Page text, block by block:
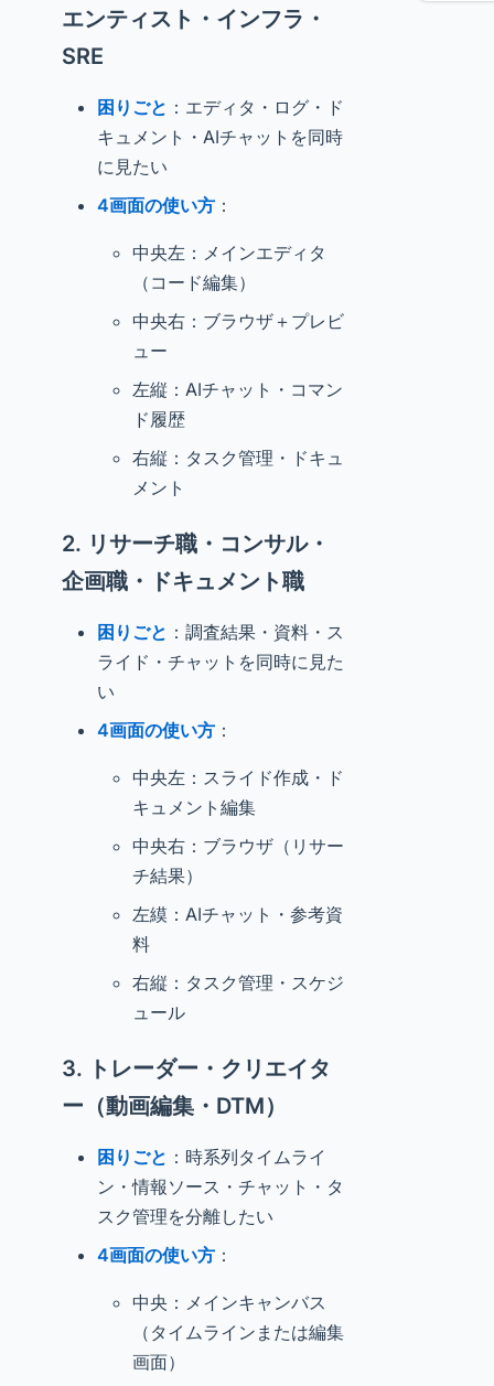
エンティスト・インフラ・
SRE
困りごと ：エディタ・ログ・ド
キュメント・AIチャットを同時
に見たい
4画面の使い方 ：
中央左：メインエディタ
（コード編集）
中央右：ブラウザ＋プレビ
ュー
左縦：AIチャット・コマン
ド履歴
右縦：タスク管理・ドキュ
メント
2. リサーチ職・コンサル・
企画職・ドキュメント職
困りごと ：調査結果・資料・ス
ライド・チャットを同時に見た
い
4画面の使い方 ：
中央左：スライド作成・ド
キュメント編集
中央右：ブラウザ（リサー
チ結果）
左縸：AIチャット・参考資
料
右縦：タスク管理・スケジ
ュール
3. トレーダー・クリエイタ
ー（動画編集・DTM）
困りごと ：時系列タイムライ
ン・情報ソース・チャット・タ
スク管理を分離したい
4画面の使い方 ：
中央：メインキャンバス
（タイムラインまたは編集
画面）